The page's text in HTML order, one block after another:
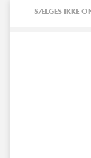
SÆLGES IKKE